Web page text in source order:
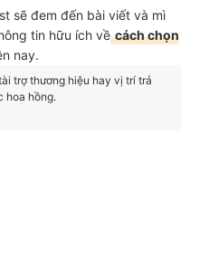
sẽ đem đến bài viết và mì
tin hữu ích vềcách chọn
nay.
trợ thương hiệu hay vị trí trả
hoa hồng.